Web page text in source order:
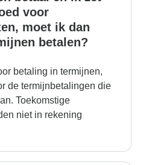
voor
moet ik dan
betalen?
betaling in termijnen,
de termijnbetalingen die
Toekomstige
niet in rekening